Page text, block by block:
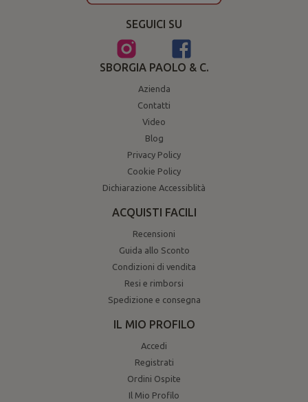
SEGUICI SU
SBORGIA PAOLO & C.
Azienda
Contatti
Video
Blog
Privacy Policy
Cookie Policy
Dichiarazione Accessiblità
ACQUISTI FACILI
Recensioni
Guida allo Sconto
Condizioni di vendita
Resi e rimborsi
Spedizione e consegna
IL MIO PROFILO
Accedi
Registrati
Ordini Ospite
Il Mio Profilo